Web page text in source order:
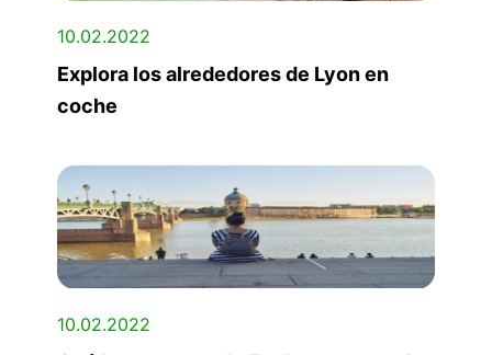
10.02.2022
Explora los alrededores de Lyon en
coche
10.02.2022